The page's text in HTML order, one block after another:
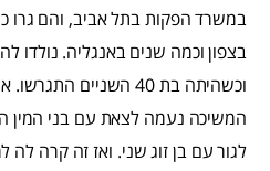
במשרד הפקות בתל אביב, והם גרו
בצפון וכמה שנים באנגליה. נולדו
וכשהיתה בת 40 השניים
המשיכה נעמה לצאת עם בני המין
לגור עם בן זוג שני. ואז זה קרה לה